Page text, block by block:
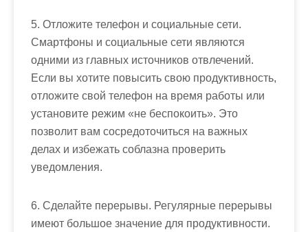
5. Отложите телефон и социальные сети.
Смартфоны и социальные сети являются
одними из главных источников отвлечений.
Если вы хотите повысить свою продуктивность,
отложите свой телефон на время работы или
установите режим «не беспокоить». Это
позволит вам сосредоточиться на важных
делах и избежать соблазна проверить
уведомления.
6. Сделайте перерывы. Регулярные перерывы
имеют большое значение для продуктивности.